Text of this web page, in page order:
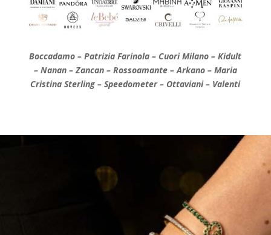
Boccadamo – Patrizia Farinola – Cuori Milano – Kidult
– Nanan – Zancan – Rossoamante – Arkano – Maria
Cristina Sterling – Speedometer – Ottaviani – Valenti